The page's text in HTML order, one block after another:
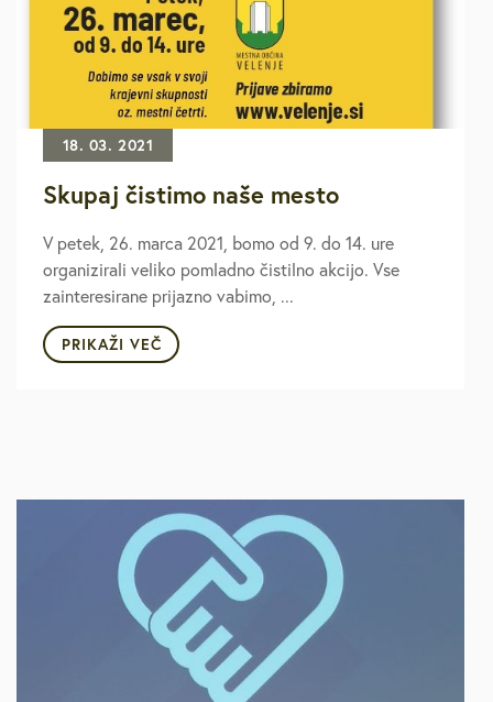
18. 03. 2021
Skupaj čistimo naše mesto
V petek, 26. marca 2021, bomo od 9. do 14. ure
organizirali veliko pomladno čistilno akcijo. Vse
zainteresirane prijazno vabimo, ...
PRIKAŽI VEČ